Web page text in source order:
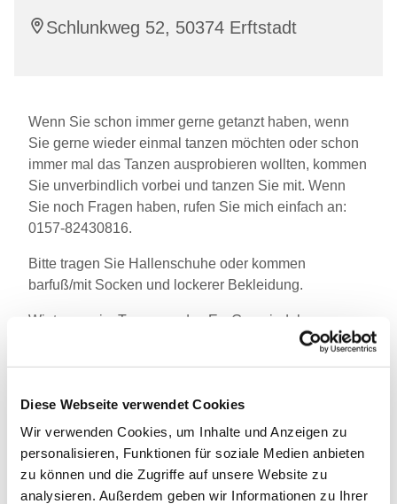
Diese Webseite verwendet Cookies
Wir verwenden Cookies, um Inhalte und Anzeigen zu
personalisieren, Funktionen für soziale Medien anbieten
zu können und die Zugriffe auf unsere Website zu
analysieren. Außerdem geben wir Informationen zu Ihrer
Schlunkweg 52, 50374 Erftstadt
Wenn Sie schon immer gerne getanzt haben, wenn
Sie gerne wieder einmal tanzen möchten oder schon
immer mal das Tanzen ausprobieren wollten, kommen
Sie unverbindlich vorbei und tanzen Sie mit. Wenn
Sie noch Fragen haben, rufen Sie mich einfach an:
0157-82430816.
Bitte tragen Sie Hallenschuhe oder kommen
barfuß/mit Socken und lockerer Bekleidung.
Wir tanzen im Turnraum des Ev. Gemeindehauses,